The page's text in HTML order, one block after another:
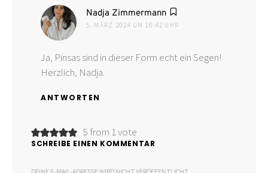
Nadja Zimmermann
5. MÄRZ 2024 UM 16:42 UHR
Ja, Pinsas sind in dieser Form echt ein Segen!
Herzlich, Nadja.
ANTWORTEN
5 from 1 vote
SCHREIBE EINEN KOMMENTAR